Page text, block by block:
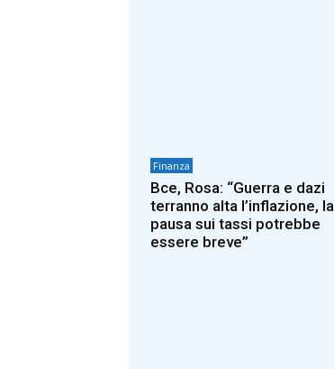
Finanza
Bce, Rosa: “Guerra e dazi
terranno alta l’inflazione, la
pausa sui tassi potrebbe
essere breve”